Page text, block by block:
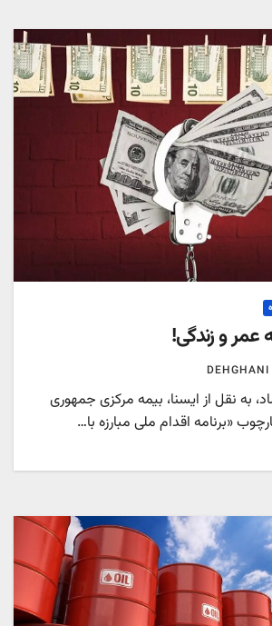
عمر و زندگی!
DEHGHANI
به نقل از ایسنا، بیمه مرکزی جمهوری
«برنامه اقدام ملی مبارزه با…